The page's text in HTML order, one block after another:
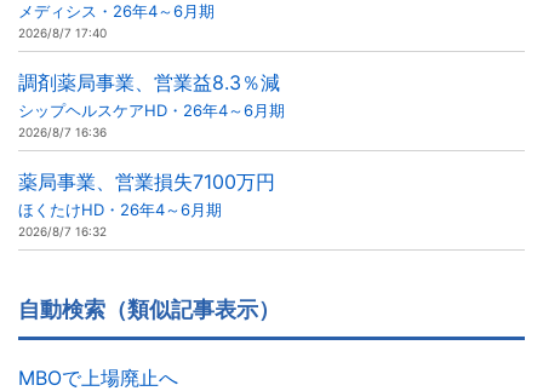
メディシス・26年4～6月期
2026/8/7 17:40
調剤薬局事業、営業益8.3％減
シップヘルスケアHD・26年4～6月期
2026/8/7 16:36
薬局事業、営業損失7100万円
ほくたけHD・26年4～6月期
2026/8/7 16:32
自動検索（類似記事表示）
MBOで上場廃止へ